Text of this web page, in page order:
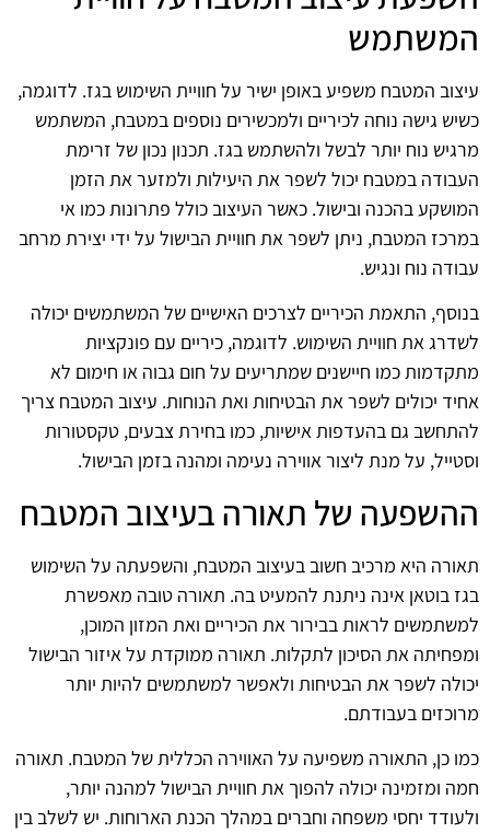
המשתמש
עיצוב המטבח משפיע באופן ישיר על חוויית השימוש בגז. לדוגמה,
כשיש גישה נוחה לכיריים ולמכשירים נוספים במטבח, המשתמש
מרגיש נוח יותר לבשל ולהשתמש בגז. תכנון נכון של זרימת
העבודה במטבח יכול לשפר את היעילות ולמזער את הזמן
המושקע בהכנה ובישול. כאשר העיצוב כולל פתרונות כמו אי
במרכז המטבח, ניתן לשפר את חוויית הבישול על ידי יצירת מרחב
עבודה נוח ונגיש.
בנוסף, התאמת הכיריים לצרכים האישיים של המשתמשים יכולה
לשדרג את חוויית השימוש. לדוגמה, כיריים עם פונקציות
מתקדמות כמו חיישנים שמתריעים על חום גבוה או חימום לא
אחיד יכולים לשפר את הבטיחות ואת הנוחות. עיצוב המטבח צריך
להתחשב גם בהעדפות אישיות, כמו בחירת צבעים, טקסטורות
וסטייל, על מנת ליצור אווירה נעימה ומהנה בזמן הבישול.
ההשפעה של תאורה בעיצוב המטבח
תאורה היא מרכיב חשוב בעיצוב המטבח, והשפעתה על השימוש
בגז בוטאן אינה ניתנת להמעיט בה. תאורה טובה מאפשרת
למשתמשים לראות בבירור את הכיריים ואת המזון המוכן,
ומפחיתה את הסיכון לתקלות. תאורה ממוקדת על איזור הבישול
יכולה לשפר את הבטיחות ולאפשר למשתמשים להיות יותר
מרוכזים בעבודתם.
כמו כן, התאורה משפיעה על האווירה הכללית של המטבח. תאורה
חמה ומזמינה יכולה להפוך את חוויית הבישול למהנה יותר,
ולעודד יחסי משפחה וחברים במהלך הכנת הארוחות. יש לשלב בין